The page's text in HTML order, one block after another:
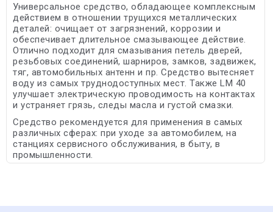
Универсальное средство, обладающее комплексным
действием в отношении трущихся металлических
деталей: очищает от загрязнений, коррозии и
обеспечивает длительное смазывающее действие.
Отлично подходит для смазывания петель дверей,
резьбовых соединений, шарниров, замков, задвижек,
тяг, автомобильных антенн и пр. Средство вытесняет
воду из самых труднодоступных мест. Также LM 40
улучшает электрическую проводимость на контактах
и устраняет грязь, следы масла и густой смазки.
Средство рекомендуется для применения в самых
различных сферах: при уходе за автомобилем, на
станциях сервисного обслуживания, в быту, в
промышленности.